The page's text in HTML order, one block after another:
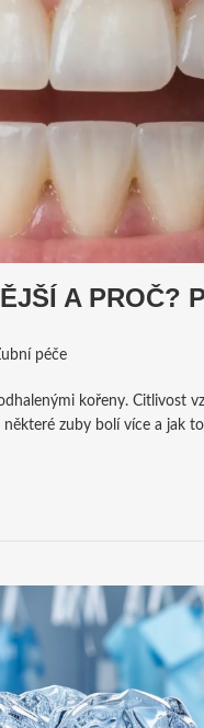
A PROČ?
péče
kořeny. Citlivost
zuby bolí více a jak